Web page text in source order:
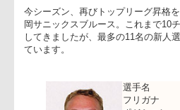
今シーズン、再びトップリーグ
岡サニックスブルース。これまで
してきましたが、最多の11名の